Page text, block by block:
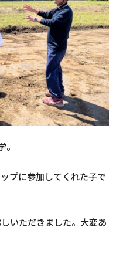
プに参加してくれた子で
いただきました。大変あ